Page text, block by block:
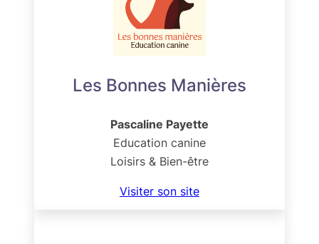
Les Bonnes Manières
Pascaline Payette
Education canine
Loisirs & Bien-être
Visiter son site